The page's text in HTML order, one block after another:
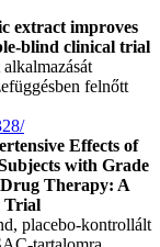
extract improves
blind clinical trial
felnőtt
Effects of
with Grade
Therapy: A
Trial
placebo-kontrollált